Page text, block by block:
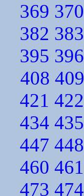
369 370
382 383
395 396
408 409
421 422
434 435
447 448
460 461
473 474